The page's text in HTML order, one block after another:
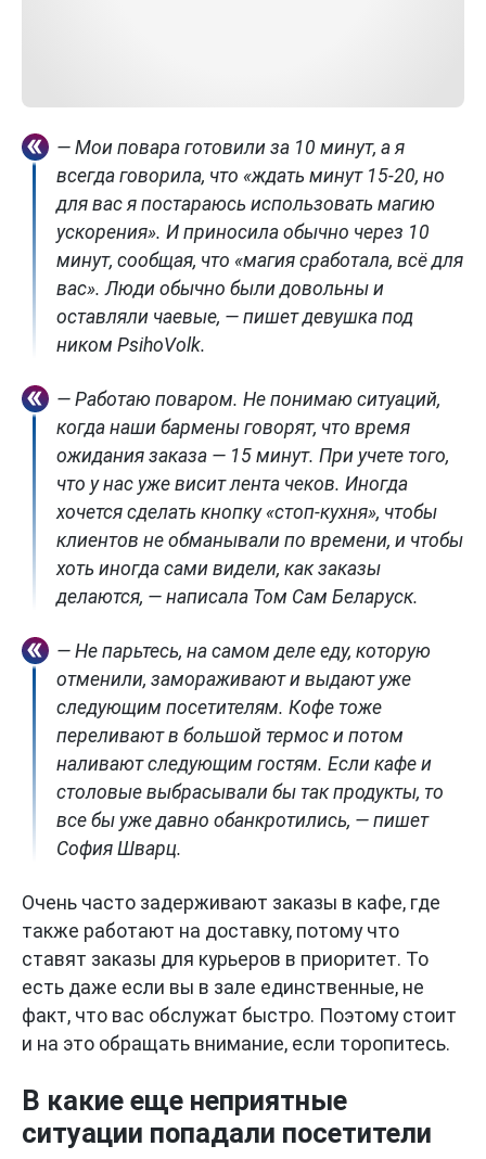
— Мои повара готовили за 10 минут, а я
всегда говорила, что «ждать минут 15-20, но
для вас я постараюсь использовать магию
ускорения». И приносила обычно через 10
минут, сообщая, что «магия сработала, всё для
вас». Люди обычно были довольны и
оставляли чаевые, — пишет девушка под
ником PsihoVolk.
— Работаю поваром. Не понимаю ситуаций,
когда наши бармены говорят, что время
ожидания заказа — 15 минут. При учете того,
что у нас уже висит лента чеков. Иногда
хочется сделать кнопку «стоп-кухня», чтобы
клиентов не обманывали по времени, и чтобы
хоть иногда сами видели, как заказы
делаются, — написала Том Сам Беларуск.
— Не парьтесь, на самом деле еду, которую
отменили, замораживают и выдают уже
следующим посетителям. Кофе тоже
переливают в большой термос и потом
наливают следующим гостям. Если кафе и
столовые выбрасывали бы так продукты, то
все бы уже давно обанкротились, — пишет
София Шварц.
Очень часто задерживают заказы в кафе, где
также работают на доставку, потому что
ставят заказы для курьеров в приоритет. То
есть даже если вы в зале единственные, не
факт, что вас обслужат быстро. Поэтому стоит
и на это обращать внимание, если торопитесь.
В какие еще неприятные
ситуации попадали посетители